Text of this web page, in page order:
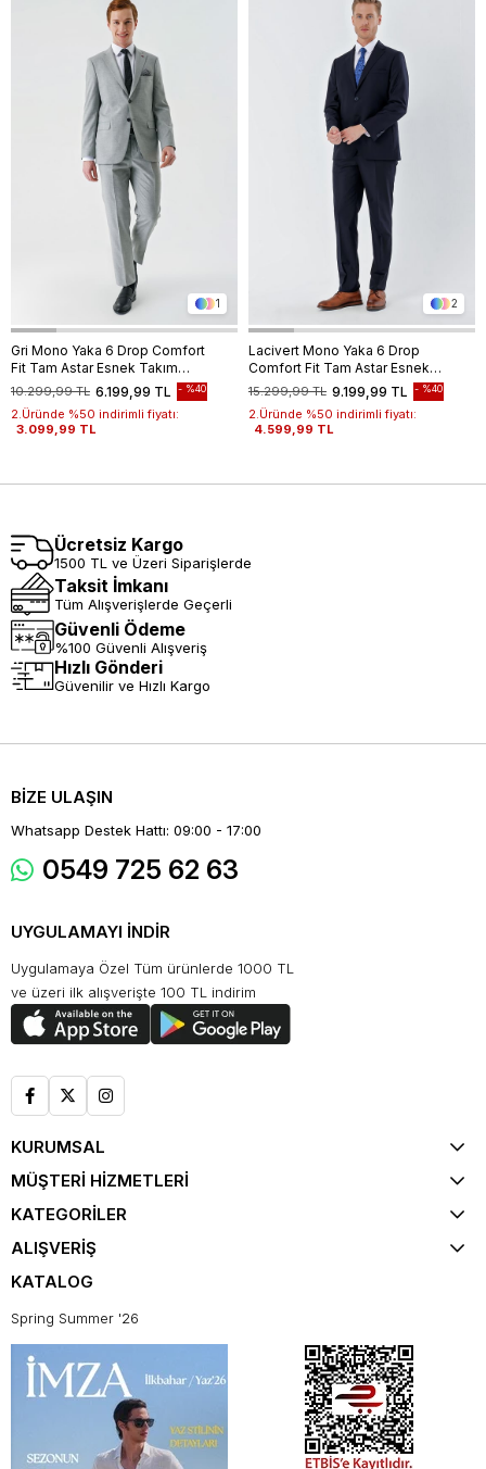
1
Gri Mono Yaka 6 Drop Comfort
Fit Tam Astar Esnek Takım
Elbise 10012401026.199,99 TL
10.299,99 TL %40
2.Üründe %50 indirimli fiyatı:
3.099,99 TL
2
Lacivert Mono Yaka 6 Drop
Comfort Fit Tam Astar Esnek
Takım Elbise 1001240010
9.199,99 TL
15.299,99 TL %40
2.Üründe %50 indirimli fiyatı:
4.599,99 TL
Ücretsiz Kargo
1500 TL ve Üzeri Siparişlerde
Taksit İmkanı
Tüm Alışverişlerde Geçerli
Güvenli Ödeme
%100 Güvenli Alışveriş
Hızlı Gönderi
Güvenilir ve Hızlı Kargo
BİZE ULAŞIN
Whatsapp Destek Hattı: 09:00 - 17:00
0549 725 62 63
UYGULAMAYI İNDİR
Uygulamaya Özel Tüm ürünlerde 1000 TL
ve üzeri ilk alışverişte 100 TL indirim
KURUMSAL
MÜŞTERİ HİZMETLERİ
KATEGORİLER
ALIŞVERİŞ
KATALOG
Spring Summer '26